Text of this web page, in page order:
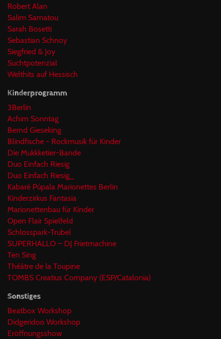
Robert Alan
Salim Samatou
Sarah Bosetti
Sebastian Schnoy
Siegfried & Joy
Suchtpotenzial
Welthits auf Hessisch
Kinderprogramm
3Berlin
Achim Sonntag
Bernd Gieseking
Blindfische - Rockmusik für Kinder
Die Mukkketier-Bande
Duo Einfach Riesig
Duo Einfach Riesig_
Kabaré Púpala Marionettes Berlin
Kinderzirkus Fantasia
Marionettenbau für Kinder
Open Flair Spielfeld
Schlosspark-Trubel
SUPERHALLO – DJ Frietmachine
Ten Sing
Théâtre de la Toupine
TOMBS Creatius Company (ESP/Catalonia)
Sonstiges
Beatbox Workshop
Didgeridoo Workshop
Eröffnungsshow